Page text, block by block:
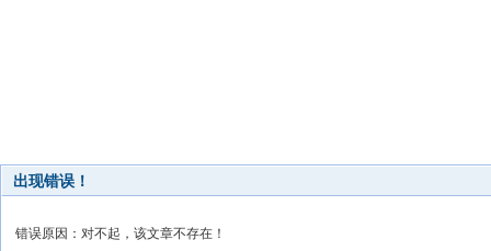
出现错误！
错误原因：对不起，该文章不存在！